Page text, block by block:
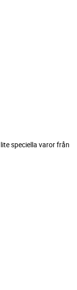
speciella varor från